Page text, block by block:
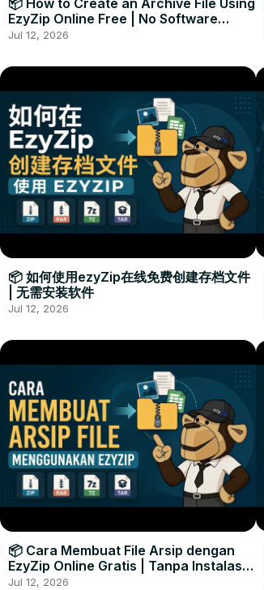
EzyZip Online Free | No Software
Installation Required
Jul 12, 2026
📦 如何使用ezyZip在线免费创建存档文件
| 无需安装软件
Jul 12, 2026
📦 Cara Membuat File Arsip dengan
EzyZip Online Gratis | Tanpa Instalasi
Perangkat Lunak
Jul 12, 2026